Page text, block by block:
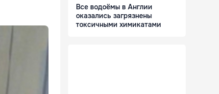
Все водоёмы в Англии
оказались загрязнены
токсичными химикатами